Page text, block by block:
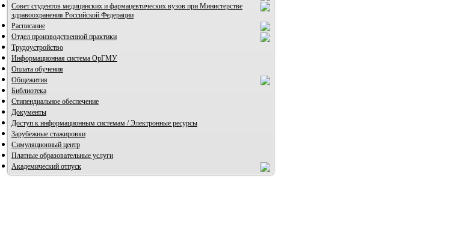
Совет студентов медицинских и фармацевтических вузов при Министерстве
здравоохранения Российской Федерации
Расписание
Отдел производственной практики
Трудоустройство
Информационная система ОрГМУ
Оплата обучения
Общежития
Библиотека
Стипендиальное обеспечение
Документы
Доступ к информационным системам / Электронные ресурсы
Зарубежные стажировки
Симуляционный центр
Платные образовательные услуги
Академический отпуск